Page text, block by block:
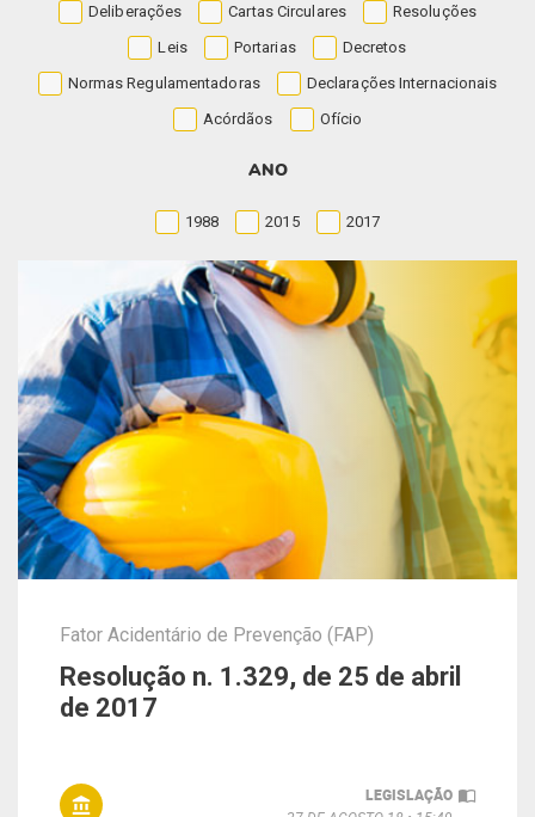
Deliberações
Cartas Circulares
Resoluções
Leis
Portarias
Decretos
Normas Regulamentadoras
Declarações Internacionais
Acórdãos
Ofício
ANO
1988 2015 2017
Fator Acidentário de Prevenção (FAP)
Resolução n. 1.329, de 25 de abril
de 2017
LEGISLAÇÃO